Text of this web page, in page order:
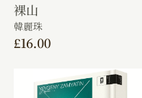
裸山
韓麗珠
£16.00